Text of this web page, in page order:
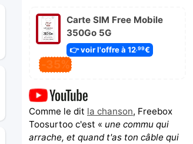
Carte SIM Free Mobile
350Go 5G
👉 voir l'offre à 12,99€
-35%
Comme le dit la chanson, Freebox
Toosurtoo c'est « une commu qui
arrache, et quand t'as ton câble qui